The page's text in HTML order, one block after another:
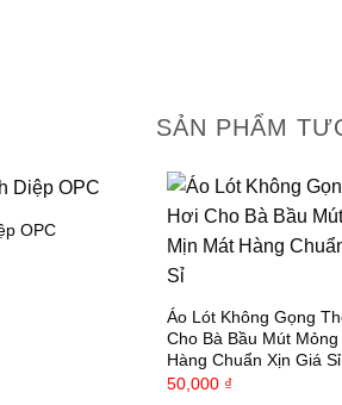
SẢN PHẨM
OPC
Áo Lót Không Gọng
Cho Bà Bầu Mút
Hàng Chuẩn Xịn Giá Sỉ
50,000 ₫